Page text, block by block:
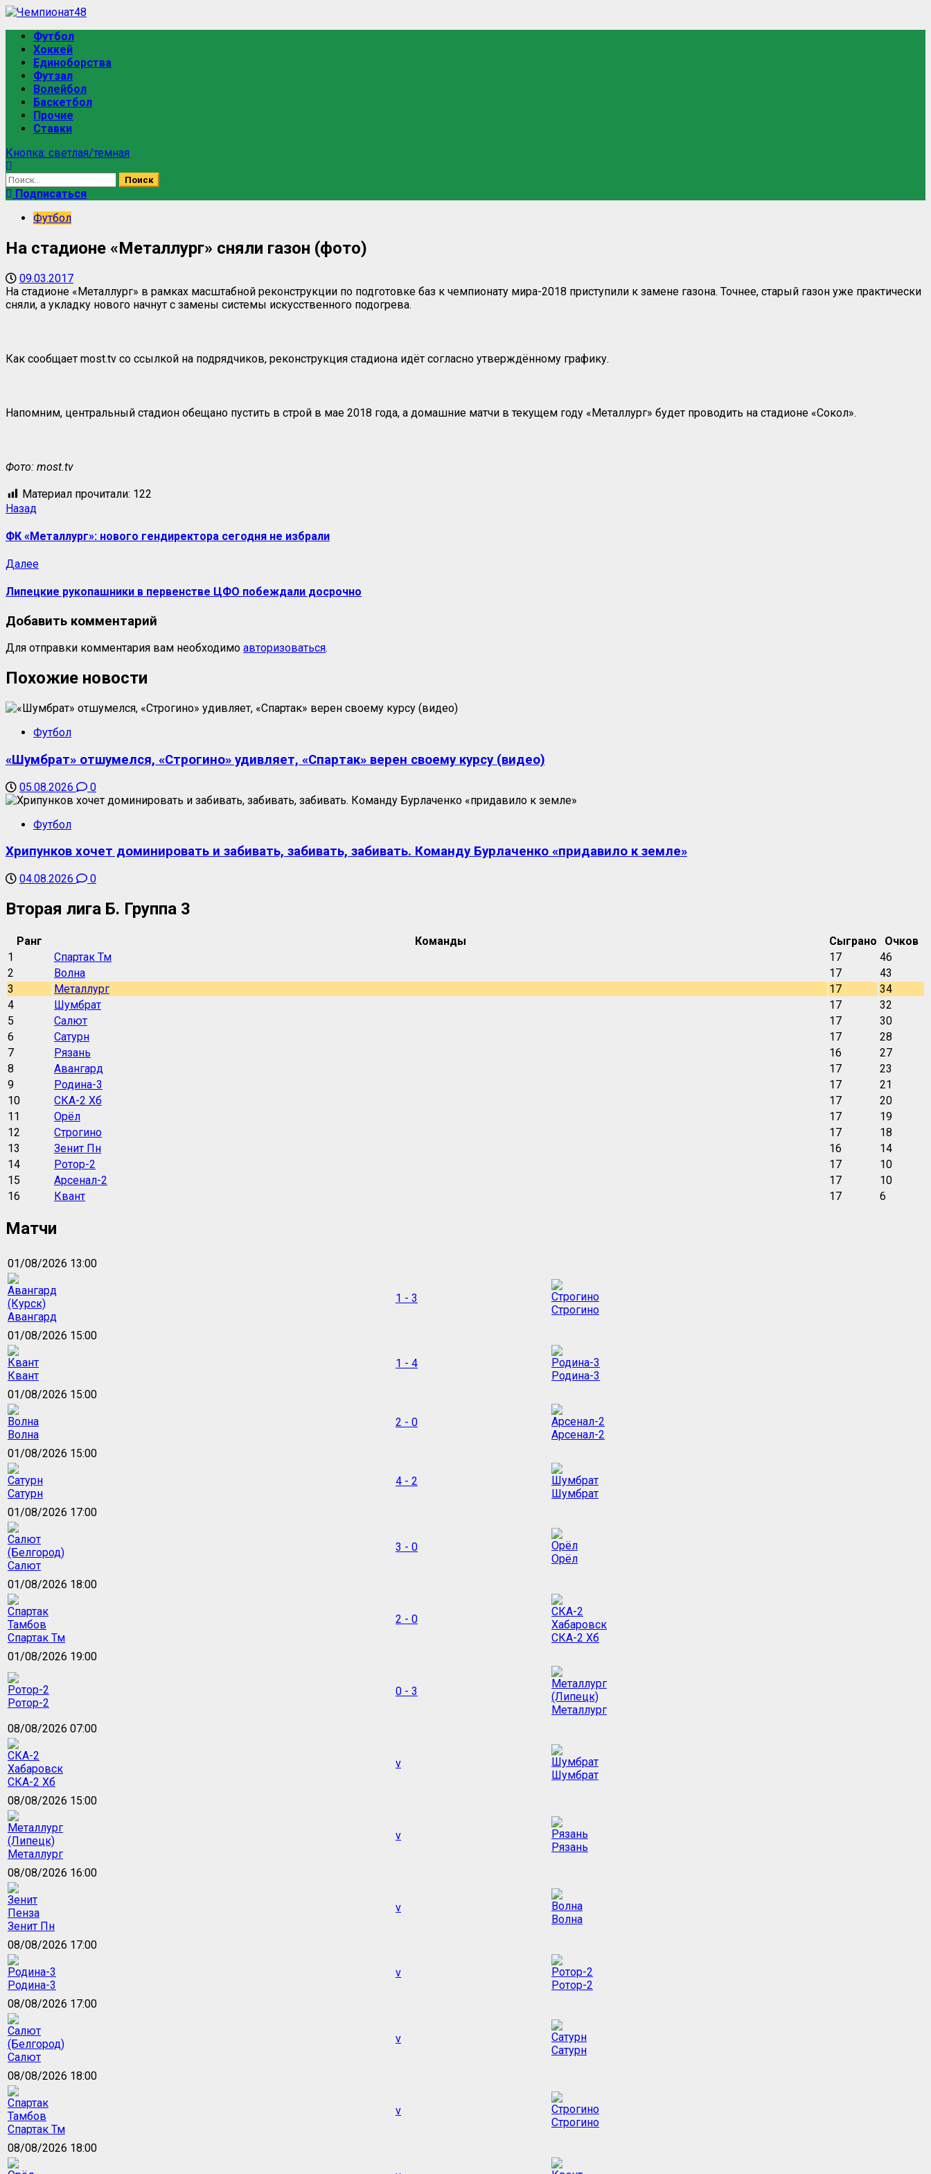
Перейти
содержимому
Основное
меню
Футбол
Хоккей
Единоборства
Футзал
Волейбол
Баскетбол
Прочие
Ставки
Кнопка: светлая/темная
Найти:
Подписаться
Футбол
На стадионе «Металлург» сняли газон (фото)
09.03.2017
На стадионе «Металлург» в рамках масштабной реконструкции по подготовке баз к чемпионату мира-2018 приступили к замене газона. Точнее, старый газон уже практически
сняли, а укладку нового начнут с замены системы искусственного подогрева.
Как сообщает most.tv со ссылкой на подрядчиков, реконструкция стадиона идёт согласно утверждённому графику.
Напомним, центральный стадион обещано пустить в строй в мае 2018 года, а домашние матчи в текущем году «Металлург» будет проводить на стадионе «Сокол».
Фото: most.tv
Материал прочитали: 122
Навигация
записи
Назад
ФК «Металлург»: нового гендиректора сегодня не избрали
ДалееСледующая
Липецкие рукопашники в первенстве ЦФО побеждали досрочно
Добавить комментарий
Для отправки комментария вам необходимо авторизоваться.
Похожие новости
Футбол
«Шумбрат» отшумелся, «Строгино» удивляет, «Спартак» верен своему курсу (видео)
05.08.2026 0
Футбол
Хрипунков хочет доминировать и забивать, забивать, забивать. Команду Бурлаченко «придавило к земле»
04.08.2026 0
Вторая лига Б. Группа 3
Ранг Команды Сыграно
Очков
1
Спартак Тм 17
46
2
Волна 17
43
3
Металлург 17
34
4
Шумбрат 17
32
5
Салют 17
30
6
Сатурн 17
28
7
Рязань 16
27
8
Авангард 17
23
9
Родина-3 17
21
10
СКА-2 Хб 17
20
11
Орёл 17
19
12
Строгино 17
18
13
Зенит Пн 16
14
14
Ротор-2 17
10
15
Арсенал-2 17
10
16
Квант 17 6
Матчи
01/08/2026 13:00
Авангард
1 - 3
Строгино
01/08/2026 15:00
Квант
1 - 4
Родина-3
01/08/2026 15:00
Волна
2 - 0
Арсенал-2
01/08/2026 15:00
Сатурн
4 - 2
Шумбрат
01/08/2026 17:00
Салют
3 - 0
Орёл
01/08/2026 18:00
Спартак Тм
2 - 0
СКА-2 Хб
01/08/2026 19:00
Ротор-2
0 - 3
Металлург
08/08/2026 07:00
СКА-2 Хб
v
Шумбрат
08/08/2026 15:00
Металлург
v
Рязань
08/08/2026 16:00
Зенит Пн
v
Волна
08/08/2026 17:00
Родина-3
v
Ротор-2
08/08/2026 17:00
Салют
v
Сатурн
08/08/2026 18:00
Спартак Тм
v
Строгино
08/08/2026 18:00